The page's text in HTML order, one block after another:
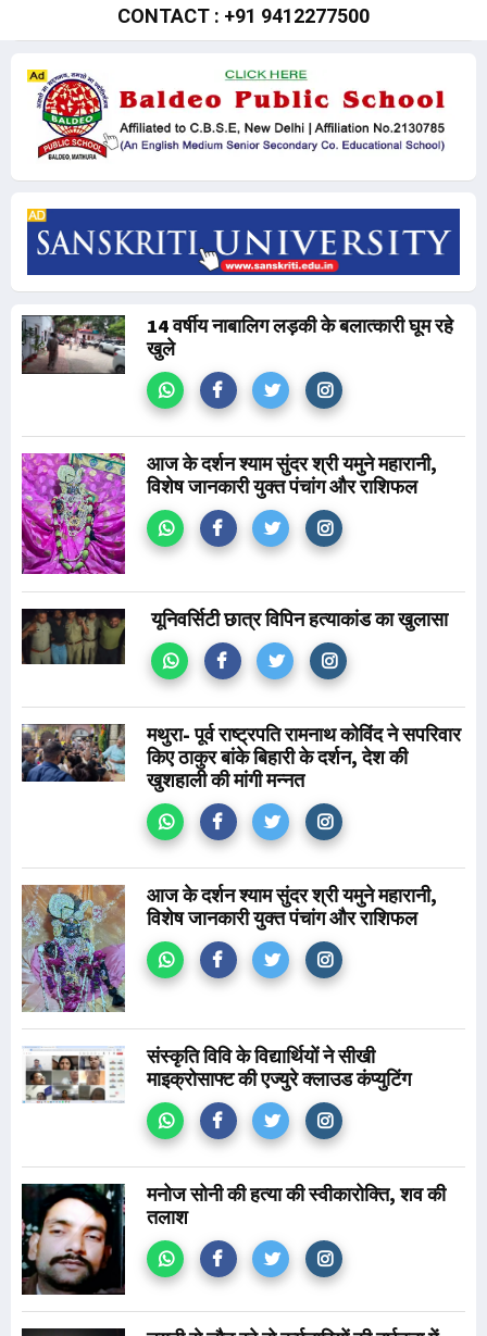
CONTACT : +91 9412277500
14 वर्षीय नाबालिग लड़की के बलात्कारी घूम रहे
खुले
आज के दर्शन श्याम सुंदर श्री यमुने महारानी,
विशेष जानकारी युक्त पंचांग और राशिफल
यूनिवर्सिटी छात्र विपिन हत्याकांड का खुलासा
मथुरा- पूर्व राष्ट्रपति रामनाथ कोविंद ने सपरिवार
किए ठाकुर बांके बिहारी के दर्शन, देश की
खुशहाली की मांगी मन्नत
आज के दर्शन श्याम सुंदर श्री यमुने महारानी,
विशेष जानकारी युक्त पंचांग और राशिफल
संस्कृति विवि के विद्यार्थियों ने सीखी
माइक्रोसाफ्ट की एज्युरे क्लाउड कंप्युटिंग
मनोज सोनी की हत्या की स्वीकारोक्ति, शव की
तलाश